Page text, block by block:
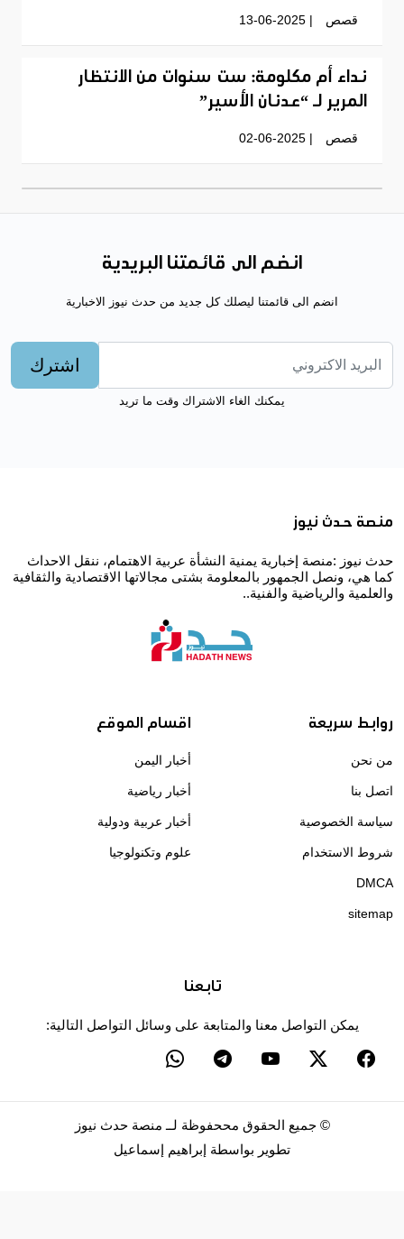
قصص | 13-06-2025
نداء أم مكلومة: ست سنوات من الانتظار
المرير لـ “عدنان الأسير”
قصص | 02-06-2025
انضم الى قائمتنا البريدية
انضم الى قائمتنا ليصلك كل جديد من حدث نيوز الاخبارية
اشترك
يمكنك الغاء الاشتراك وقت ما تريد
منصة حدث نيوز
حدث نيوز :منصة إخبارية يمنية النشأة عربية الاهتمام، ننقل الاحداث
كما هي، ونصل الجمهور بالمعلومة بشتى مجالاتها الاقتصادية والثقافية
والعلمية والرياضية والفنية..
روابط سريعة
من نحن
اتصل بنا
سياسة الخصوصية
شروط الاستخدام
DMCA
sitemap
اقسام الموقع
أخبار اليمن
أخبار رياضية
أخبار عربية ودولية
علوم وتكنولوجيا
تابعنا
يمكن التواصل معنا والمتابعة على وسائل التواصل التالية:
© جميع الحقوق مححفوظة لــ منصة حدث نيوز
تطوير بواسطة إبراهيم إسماعيل